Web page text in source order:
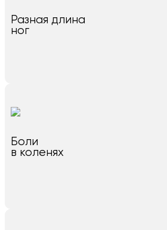
Разная длина
ног
Боли
в коленях